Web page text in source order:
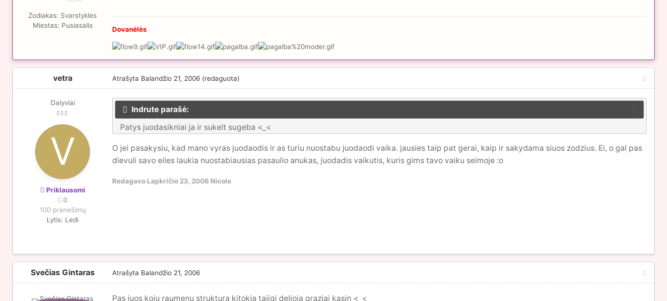
Zodiakas: Svarstykles
Miestas: Pusiasalis Dovanėlės
vetra
Dalyviai
Priklausomi
0
100 pranešimų
Lytis: Ledi
Atrašyta Balandžio 21, 2006 (redaguota)
Indrute parašė:
Patys juodasikniai ja ir sukelt sugeba <_<
O jei pasakysiu, kad mano vyras juodaodis ir as turiu nuostabu juodaodi vaika. jausies taip pat gerai, kaip ir sakydama siuos zodzius. Ei, o gal pas
dievuli savo eiles laukia nuostabiausias pasaulio anukas, juodadis vaikutis, kuris gims tavo vaiku seimoje :o
Redagavo Lapkričio 23, 2006 Nicole
Svečias Gintaras Atrašyta Balandžio 21, 2006
Pas juos koju raumenu struktura kitokia taijgi delioja graziai kasin <_<